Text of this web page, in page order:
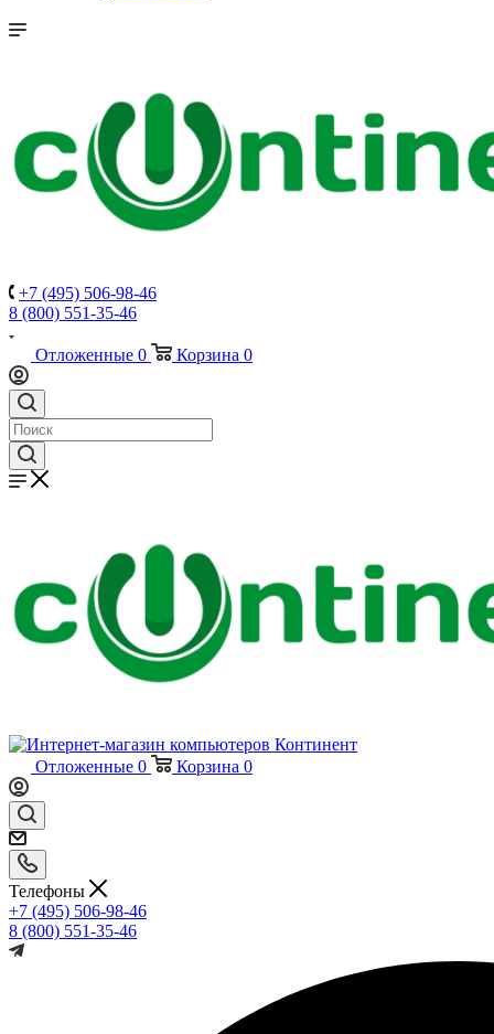
+7 (495) 506-98-46
8 (800) 551-35-46
Отложенные 0 Корзина 0
Отложенные 0 Корзина 0
Телефоны
+7 (495) 506-98-46
8 (800) 551-35-46